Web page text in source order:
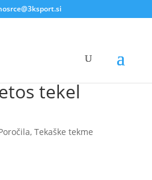
tekel
, Tekaške tekme